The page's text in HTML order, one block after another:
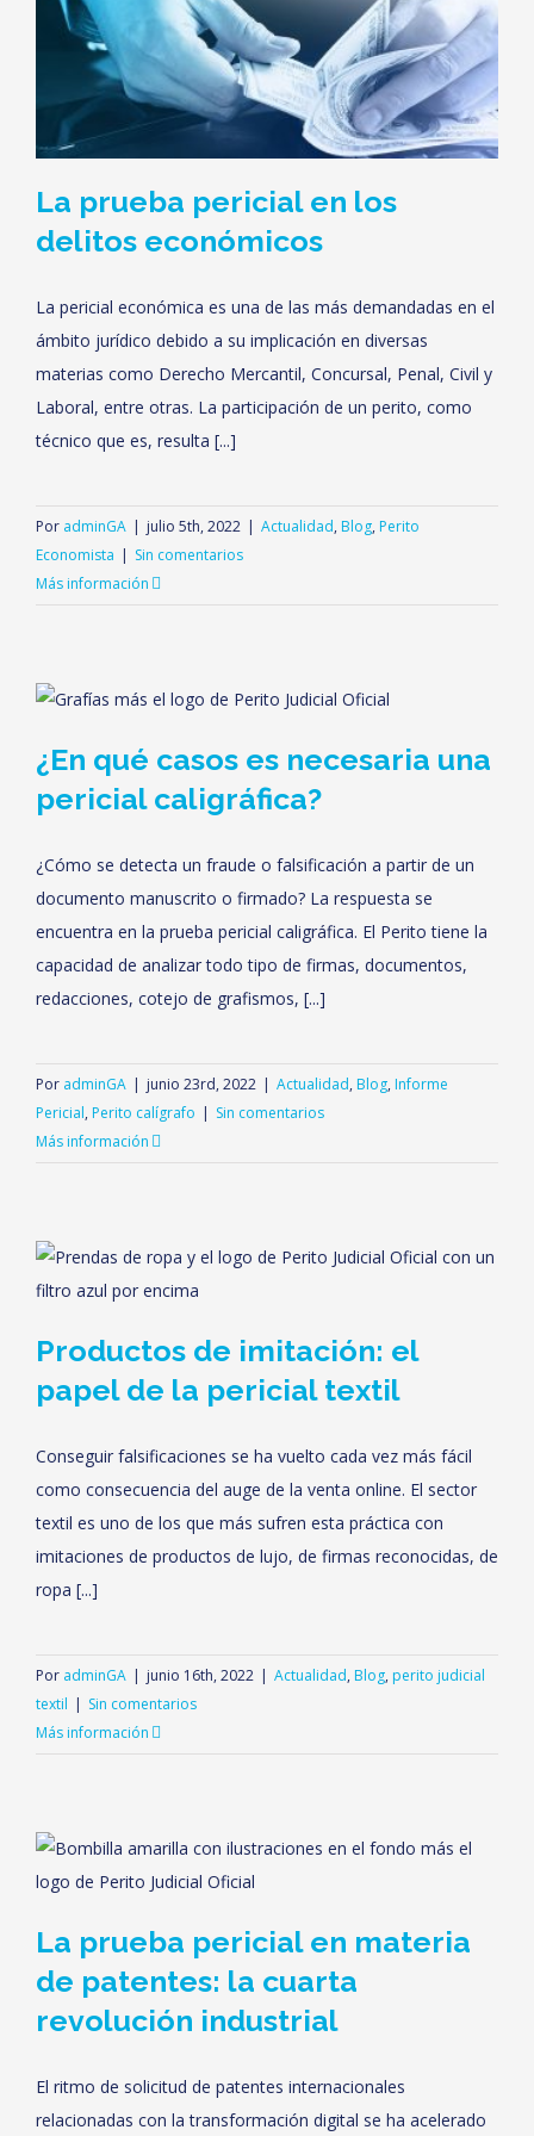
La prueba pericial en los
delitos económicos
La pericial económica es una de las más demandadas en el
ámbito jurídico debido a su implicación en diversas
materias como Derecho Mercantil, Concursal, Penal, Civil y
Laboral, entre otras. La participación de un perito, como
técnico que es, resulta [...]
Por adminGA | julio 5th, 2022 | Actualidad, Blog, Perito
Economista | Sin comentarios
Más información
¿En qué casos es necesaria una
pericial caligráfica?
¿Cómo se detecta un fraude o falsificación a partir de un
documento manuscrito o firmado? La respuesta se
encuentra en la prueba pericial caligráfica. El Perito tiene la
capacidad de analizar todo tipo de firmas, documentos,
redacciones, cotejo de grafismos, [...]
Por adminGA | junio 23rd, 2022 | Actualidad, Blog, Informe
Pericial, Perito calígrafo | Sin comentarios
Más información
Productos de imitación: el
papel de la pericial textil
Conseguir falsificaciones se ha vuelto cada vez más fácil
como consecuencia del auge de la venta online. El sector
textil es uno de los que más sufren esta práctica con
imitaciones de productos de lujo, de firmas reconocidas, de
ropa [...]
Por adminGA | junio 16th, 2022 | Actualidad, Blog, perito judicial
textil | Sin comentarios
Más información
La prueba pericial en materia
de patentes: la cuarta
revolución industrial
El ritmo de solicitud de patentes internacionales
relacionadas con la transformación digital se ha acelerado